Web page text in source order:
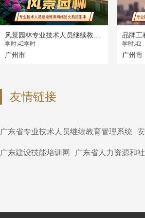
风景园林专业技术人员继续教育专业科目培训班（2025年度）
学时:42学时
广州市
学时:42
广州市
友情链接
广东省专业技术人员继续教育管理系统
广东建设技能培训网 广东省人力资源和